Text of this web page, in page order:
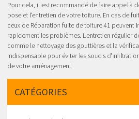
Pour cela, il est recommandé de faire appel à
pose et l'entretien de votre toiture. En cas de
ceux de Réparation fuite de toiture 41 peuvent
rapidement les problèmes. L'entretien régulier
comme le nettoyage des gouttières et la
indispensable pour éviter les soucis
de votre aménagement.
CATÉGORIES